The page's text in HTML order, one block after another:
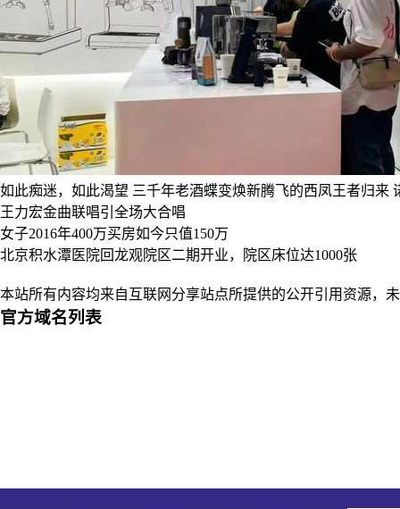
如此痴迷，如此渴望 三千年老酒蝶变焕新腾飞的西凤王者归来
王力宏金曲联唱引全场大合唱
女子2016年400万买房如今只值150万
北京积水潭医院回龙观院区二期开业，院区床位达1000张
本站所有内容均来自互联网分享站点所提供的公开引用资源，
官方域名列表